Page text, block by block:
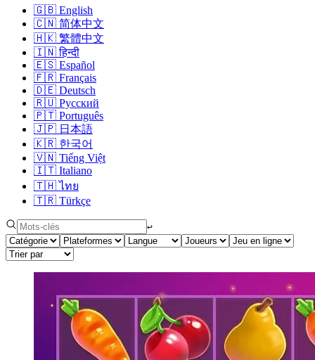
🇬🇧 English
🇨🇳 简体中文
🇭🇰 繁體中文
🇮🇳 हिन्दी
🇪🇸 Español
🇫🇷 Français
🇩🇪 Deutsch
🇷🇺 Русский
🇵🇹 Português
🇯🇵 日本語
🇰🇷 한국어
🇻🇳 Tiếng Việt
🇮🇹 Italiano
🇹🇭 ไทย
🇹🇷 Türkçe
↩︎